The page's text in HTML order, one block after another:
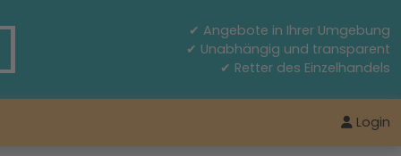
✔ Angebote in Ihrer Umgebung
✔ Unabhängig und transparent
✔ Retter des Einzelhandels
Login